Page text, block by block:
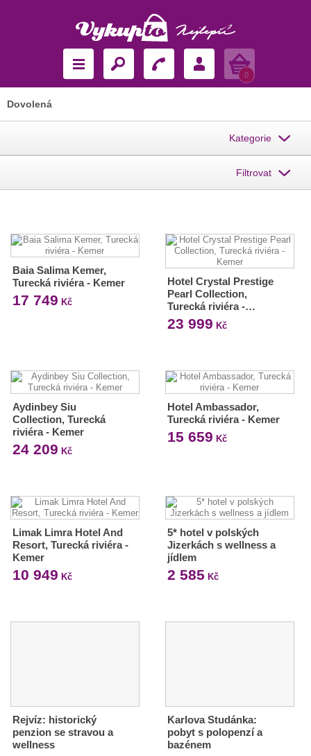
Košík
0
Dovolená
Kategorie
Filtrovat
Baia Salima Kemer,
Turecká riviéra - Kemer
17 749 Kč
Hotel Crystal Prestige
Pearl Collection,
Turecká riviéra -…
23 999 Kč
Aydinbey Siu
Collection, Turecká
riviéra - Kemer
24 209 Kč
Hotel Ambassador,
Turecká riviéra - Kemer
15 659 Kč
Limak Limra Hotel And
Resort, Turecká riviéra -
Kemer
10 949 Kč
5* hotel v polských
Jizerkách s wellness a
jídlem
2 585 Kč
Rejvíz: historický
penzion se stravou a
wellness
Karlova Studánka:
pobyt s polopenzí a
bazénem